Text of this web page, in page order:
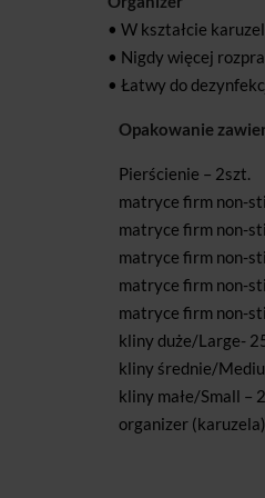
• W kształcie
• Nigdy więcej
• Łatwy do
Opakowanie
Pierścienie – 2szt.
matryce firm non-
matryce firm non-
matryce firm non-
matryce firm non-
matryce firm non-
kliny duże/Large-
kliny średnie/
kliny małe/Small –
organizer